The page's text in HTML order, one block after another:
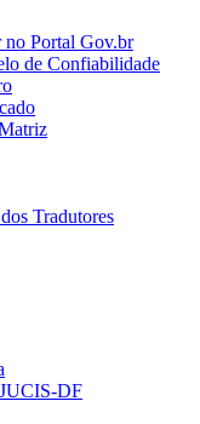
no Portal Gov.br
de Confiabilidade
Tradutores
DF